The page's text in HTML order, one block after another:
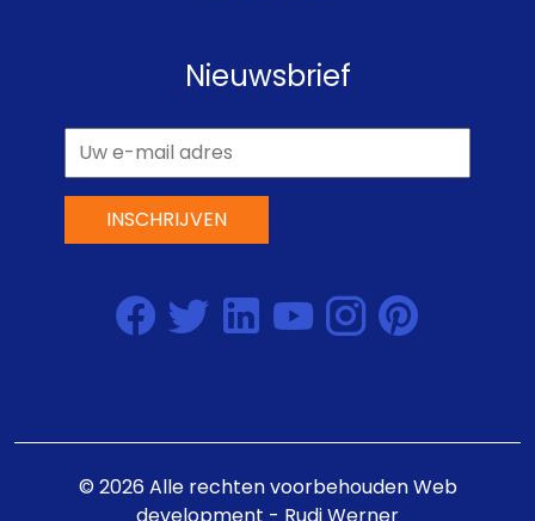
Nieuwsbrief
INSCHRIJVEN
© 2026Alle rechten voorbehoudenWeb
development - Rudi Werner